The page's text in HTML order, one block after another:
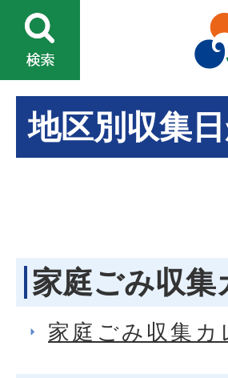
地区別収集
家庭ごみ収集
家庭ごみ収集カ